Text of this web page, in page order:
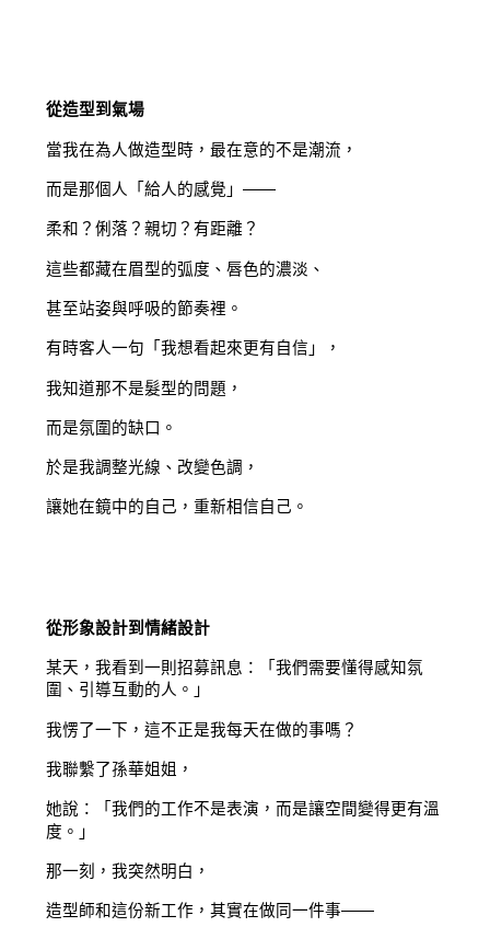
從造型到氣場
當我在為人做造型時，最在意的不是潮流，
而是那個人「給人的感覺」——
柔和？俐落？親切？有距離？
這些都藏在眉型的弧度、唇色的濃淡、
甚至站姿與呼吸的節奏裡。
有時客人一句「我想看起來更有自信」，
我知道那不是髮型的問題，
而是氛圍的缺口。
於是我調整光線、改變色調，
讓她在鏡中的自己，重新相信自己。
從形象設計到情緒設計
某天，我看到一則招募訊息：「我們需要懂得感知氛
圍、引導互動的人。」
我愣了一下，這不正是我每天在做的事嗎？
我聯繫了孫華姐姐，
她說：「我們的工作不是表演，而是讓空間變得更有溫
度。」
那一刻，我突然明白，
造型師和這份新工作，其實在做同一件事——